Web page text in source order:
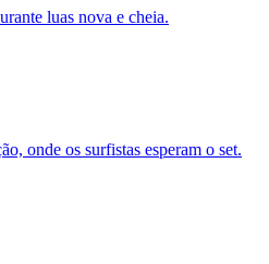
luas nova e cheia.
onde os surfistas esperam o set.